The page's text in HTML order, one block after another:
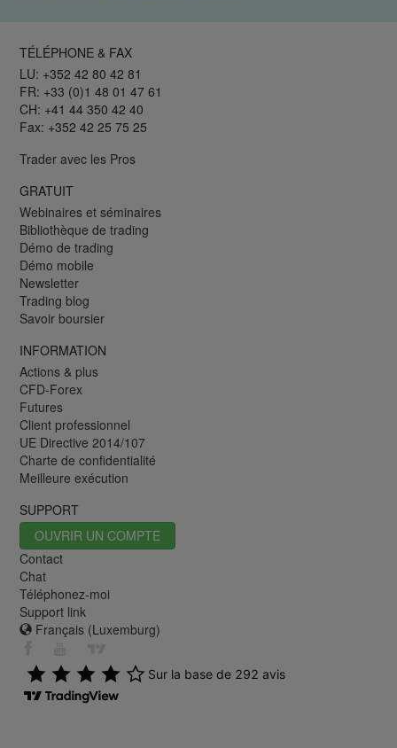
TÉLÉPHONE & FAX
LU: +352 42 80 42 81
FR: +33 (0)1 48 01 47 61
CH: +41 44 350 42 40
Fax: +352 42 25 75 25
Trader avec les Pros
GRATUIT
Webinaires et séminaires
Bibliothèque de trading
Démo de trading
Démo mobile
Newsletter
Trading blog
Savoir boursier
INFORMATION
Actions & plus
CFD-Forex
Futures
Client professionnel
UE Directive 2014/107
Charte de confidentialité
Meilleure exécution
SUPPORT
OUVRIR UN COMPTE
Contact
Chat
Téléphonez-moi
Support link
Français (Luxemburg)